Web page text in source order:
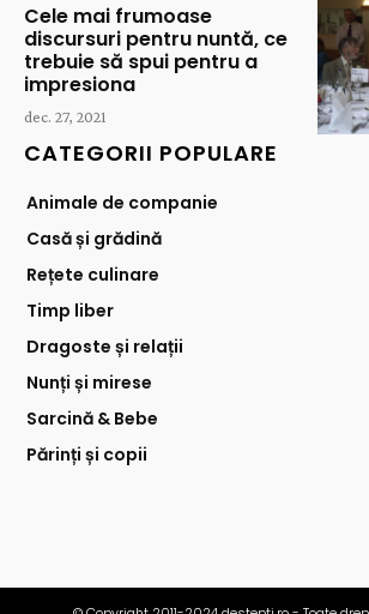
Cele mai frumoase
discursuri pentru nuntă, ce
trebuie să spui pentru a
impresiona
dec. 27, 2021
CATEGORII POPULARE
Animale de companie
Casă și grădină
Rețete culinare
Timp liber
Dragoste și relații
Nunți și mirese
Sarcină & Bebe
Părinți și copii